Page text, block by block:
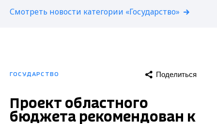
Смотреть новости категории «Государство»
ГОСУДАРСТВО Поделиться
Проект областного
бюджета рекомендован к